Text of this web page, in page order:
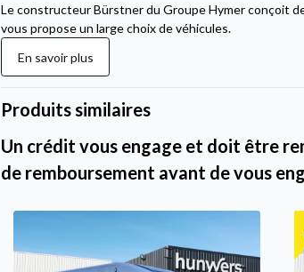
Le constructeur Bürstner du Groupe Hymer conçoit
vous propose un large choix de véhicules.
En savoir plus
Produits similaires
Un crédit vous engage et doit être
de remboursement avant de vous